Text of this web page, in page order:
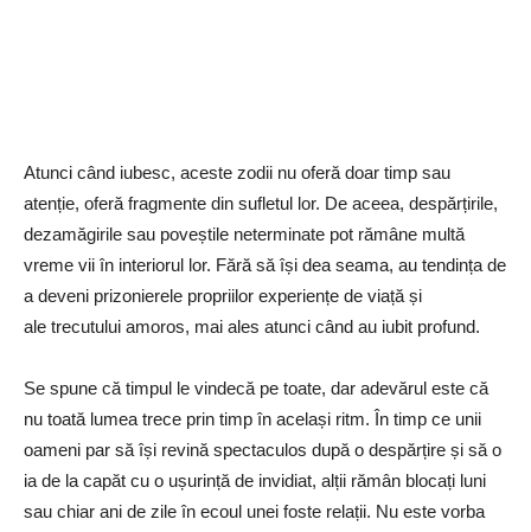
Atunci când iubesc, aceste zodii nu oferă doar timp sau
atenție, oferă fragmente din sufletul lor. De aceea, despărțirile,
dezamăgirile sau poveștile neterminate pot rămâne multă
vreme vii în interiorul lor. Fără să își dea seama, au tendința de
a deveni prizonierele propriilor experiențe de viață și
ale trecutului amoros, mai ales atunci când au iubit profund.
Se spune că timpul le vindecă pe toate, dar adevărul este că
nu toată lumea trece prin timp în același ritm. În timp ce unii
oameni par să își revină spectaculos după o despărțire și să o
ia de la capăt cu o ușurință de invidiat, alții rămân blocați luni
sau chiar ani de zile în ecoul unei foste relații. Nu este vorba